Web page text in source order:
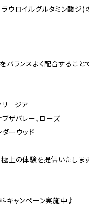
ロイルグルタミン酸ジ)
ランスよく配合すること
リージア
ブザバレー、ローズ
ダーウッド
極上の体験を提供いたしま
キャンペーン実施中♪